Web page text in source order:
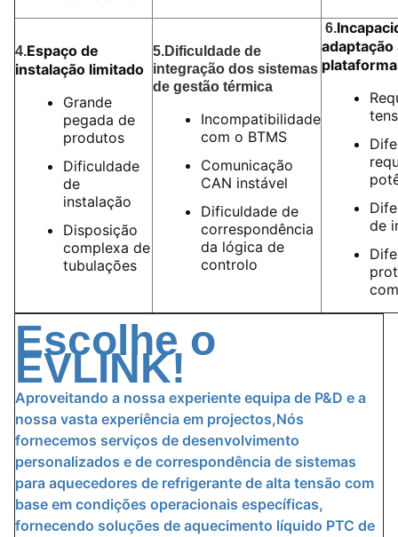
4.Espaço de
instalação limitado
Grande
pegada de
produtos
Dificuldade
de
instalação
Disposição
complexa de
tubulações
5.Dificuldade de
integração dos sistemas
de gestão térmica
Incompatibilidade
com o BTMS
Comunicação
CAN instável
Dificuldade de
correspondência
da lógica de
controlo
6.
de
Escolhe o
EVLINK!
Aproveitando a nossa experiente equipa de P&D e a
nossa vasta experiência em projectos,Nós
fornecemos serviços de desenvolvimento
personalizados e de correspondência de sistemas
para aquecedores de refrigerante de alta tensão com
base em condições operacionais específicas,
fornecendo soluções de aquecimento líquido PTC de